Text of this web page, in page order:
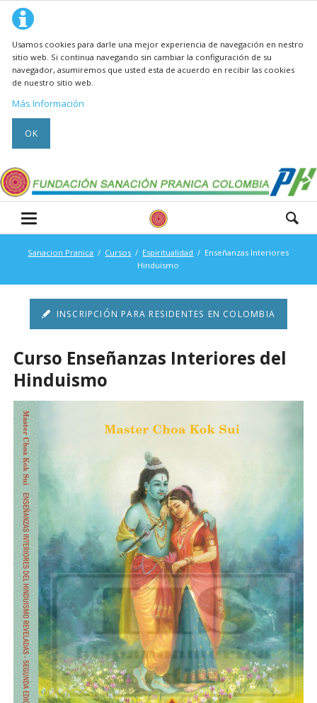
Usamos cookies para darle una mejor experiencia de navegación en nestro
sitio web. Si continua navegando sin cambiar la configuración de su
navegador, asumiremos que usted esta de acuerdo en recibir las cookies
de nuestro sitio web.
Más Información
OK
Sanacion Pranica Cursos Espiritualidad
Enseñanzas Interiores
Hinduismo
INSCRIPCIÓN PARA RESIDENTES EN COLOMBIA
Curso Enseñanzas Interiores del
Hinduismo